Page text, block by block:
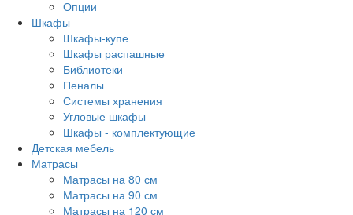
Опции
Шкафы
Шкафы-купе
Шкафы распашные
Библиотеки
Пеналы
Системы хранения
Угловые шкафы
Шкафы - комплектующие
Детская мебель
Матрасы
Матрасы на 80 см
Матрасы на 90 см
Матрасы на 120 см